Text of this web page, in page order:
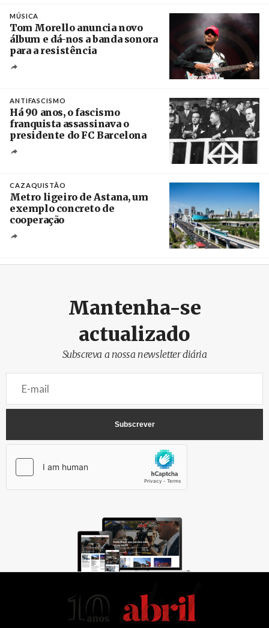
MÚSICA
Tom Morello anuncia novo
álbum e dá-nos a banda sonora
para a resistência
ANTIFASCISMO
Há 90 anos, o fascismo
franquista assassinava o
presidente do FC Barcelona
CAZAQUISTÃO
Metro ligeiro de Astana, um
exemplo concreto de
cooperação
Mantenha-se
actualizado
Subscreva a nossa newsletter diária